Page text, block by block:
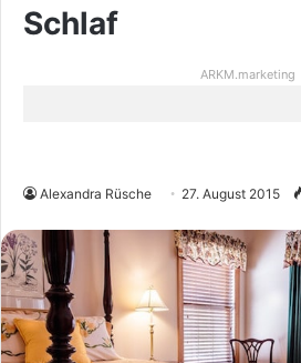
Schlaf
ARKM.marketing
Alexandra Rüsche 27. August 2015